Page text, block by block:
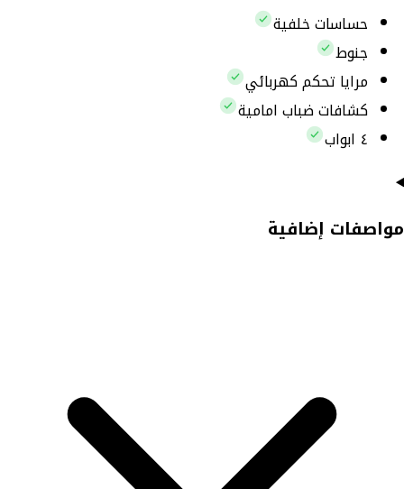
حساسات خلفية
جنوط
مرايا تحكم كهربائي
كشافات ضباب امامية
٤ ابواب
مواصفات إضافية